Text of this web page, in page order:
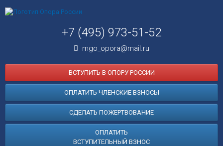
+7 (495) 973-51-52
mgo_opora@mail.ru
ВСТУПИТЬ В ОПОРУ РОССИИ
ОПЛАТИТЬ ЧЛЕНСКИЕ ВЗНОСЫ
СДЕЛАТЬ ПОЖЕРТВОВАНИЕ
ОПЛАТИТЬ
ВСТУПИТЕЛЬНЫЙ ВЗНОС